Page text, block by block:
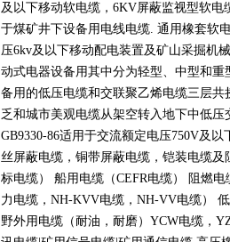
及以下移动软电缆， 6KV屏蔽监视型软电
于煤矿井下设备用电线电缆. 通用橡套软
压6kv及以下移动配电装置及矿山采掘机
动式电器设备用其中分为轻型、中型和
备用的低压电缆和交联聚乙烯电缆三层
乏和城市美观电缆从架空转入地下中低压
GB9330-86适用于交流额定电压750V及以
丝屏蔽电缆，铜带屏蔽电缆，铠装电缆
标电缆） 船用电缆（CEFR电缆） 阻燃电
力电缆， NH-KVV电缆， NH-VV电缆）
野外用电缆（耐油，耐磨） YCW电缆，